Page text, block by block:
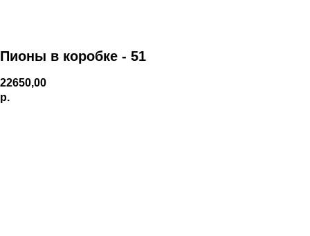
Пионы в коробке - 51
22650,00
р.